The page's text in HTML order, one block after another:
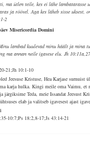
ma ütlen teile, kes ei lähe lambatarasse
ja röövel. Aga kes läheb sisse uksest,
2
Misericordia Domini
lambad kuulevad minu häält ja mina
ma annan neile igavese elu. Jh
21;Jh 10:1-10
Jeesuse Kristuse, Hea Karjase surnuist
karja hulka. Kingi meile oma Vaimu, et
järgiksime Teda, meie Issandat Jeesust
elab ja valitseb igavesest ajast
10:7;Ps 18:2,8-17;Js 43:14-21